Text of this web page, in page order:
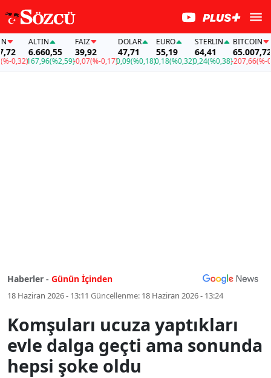
ALTIN
6.660,55
167,96(%2,59)
FAİZ
39,92
-0,07(%-0,17)
DOLAR
47,71
0,09(%0,18)
EURO
55,19
0,18(%0,32)
STERLIN
64,41
0,24(%0,38)
BITCOIN
65.007,72
-207,66(%-0,32)
Haberler - Günün İçinden
18 Haziran 2026 - 13:11 Güncellenme: 18 Haziran 2026 - 13:24
Komşuları ucuza yaptıkları
evle dalga geçti ama sonunda
hepsi şoke oldu